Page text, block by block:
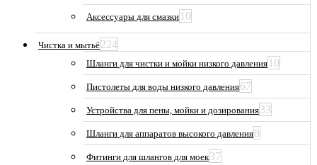
Аксессуары для смазки 10
Чистка и мытьё224
Шланги для чистки и мойки низкого давления 10
Пистолеты для воды низкого давления67
Устройства для пены, мойки и дозирования33
Шланги для аппаратов высокого давления8
Фитинги для шлангов для моек37